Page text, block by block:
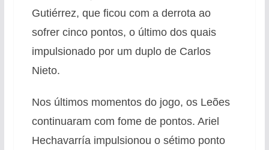
Gutiérrez, que ficou com a derrota ao
sofrer cinco pontos, o último dos quais
impulsionado por um duplo de Carlos
Nieto.
Nos últimos momentos do jogo, os Leões
continuaram com fome de pontos. Ariel
Hechavarría impulsionou o sétimo ponto